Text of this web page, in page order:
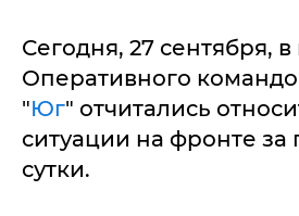
Сегодня, 27 сентября,
Оперативного
"Юг" отчитались
ситуации на фронте
сутки.